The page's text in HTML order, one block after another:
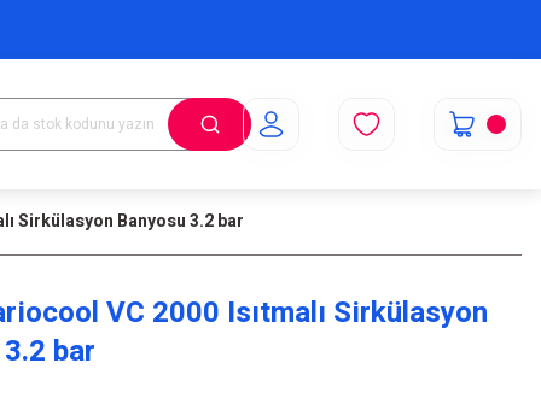
Sirkülasyon Banyosu 3.2 bar
VC 2000 Isıtmalı Sirkülasyon
bar